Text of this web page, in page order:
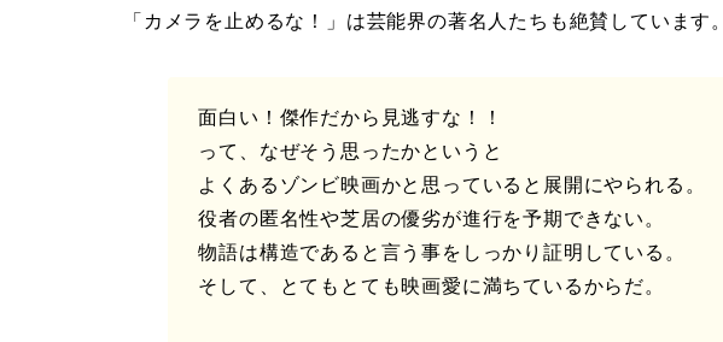
「カメラを止めるな！」は芸能界の著名人たちも絶賛しています。
面白い！傑作だから見逃すな！！
って、なぜそう思ったかというと
よくあるゾンビ映画かと思っていると展開にやられる。
役者の匿名性や芝居の優劣が進行を予期できない。
物語は構造であると言う事をしっかり証明している。
​そして、とてもとても映画愛に満ちているからだ。